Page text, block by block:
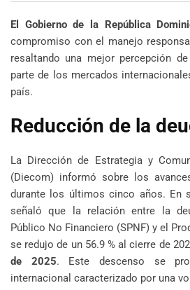
El Gobierno de la República
compromiso con el manejo
resaltando una mejor percepción
parte de los mercados
país.
Reducción de la
La Dirección de Estrategia y
(Diecom) informó sobre los
durante los últimos cinco años. En
señaló que la relación entre la
Público No Financiero (SPNF) y el
se redujo de un 56.9 % al cierre de
de 2025. Este descenso se
internacional caracterizado por una